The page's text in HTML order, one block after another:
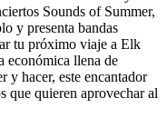
Sounds of Summer,
y presenta bandas
tu próximo viaje a Elk
económica llena de
hacer, este encantador
que quieren aprovechar al